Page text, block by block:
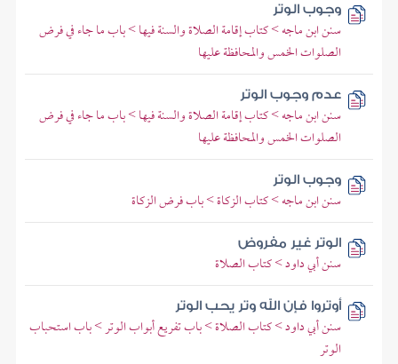
وجوب الوتر
سنن ابن ماجه > كتاب إقامة الصلاة والسنة فيها > باب ما جاء في فرض
الصلوات الخمس والمحافظة عليها
عدم وجوب الوتر
سنن ابن ماجه > كتاب إقامة الصلاة والسنة فيها > باب ما جاء في فرض
الصلوات الخمس والمحافظة عليها
وجوب الوتر
سنن ابن ماجه > كتاب الزكاة > باب فرض الزكاة
الوتر غير مفروض
سنن أبي داود > كتاب الصلاة
أوتروا فإن الله وتر يحب الوتر
سنن أبي داود > كتاب الصلاة > باب تفريع أبواب الوتر > باب استحباب
الوتر